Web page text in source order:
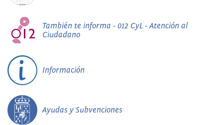
También te informa - 012 CyL - Atención al
Ciudadano
Información
Ayudas y Subvenciones